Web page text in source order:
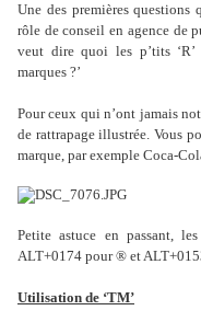
Une des premières questions
rôle de conseil en agence de
veut dire quoi les p’tits
marques ?’
Pour ceux qui n’ont jamais
de rattrapage illustrée. Vous
marque, par exemple Coca-
Petite astuce en passant,
ALT+0174 pour ® et
Utilisation de ‘TM’